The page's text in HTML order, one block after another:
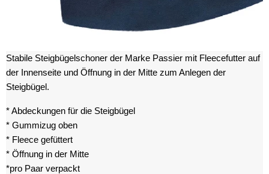
Stabile Steigbügelschoner der Marke Passier mit Fleecefutter auf
der Innenseite und Öffnung in der Mitte zum Anlegen der
Steigbügel.
* Abdeckungen für die Steigbügel
* Gummizug oben
* Fleece gefüttert
* Öffnung in der Mitte
*pro Paar verpackt